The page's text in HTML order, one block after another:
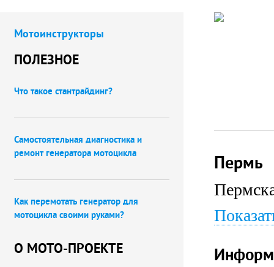
Пермь
Мотоинструкторы
ПОЛЕЗНОЕ
Что такое стантрайдинг?
Самостоятельная диагностика и
ремонт генератора мотоцикла
Как перемотать генератор для
мотоцикла своими руками?
О МОТО-ПРОЕКТЕ